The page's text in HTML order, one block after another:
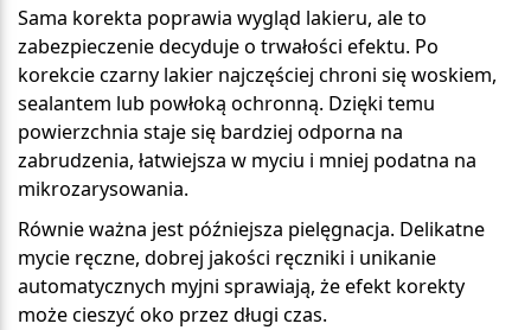
Sama korekta poprawia wygląd lakieru, ale to
zabezpieczenie decyduje o trwałości efektu. Po
korekcie czarny lakier najczęściej chroni się woskiem,
sealantem lub powłoką ochronną. Dzięki temu
powierzchnia staje się bardziej odporna na
zabrudzenia, łatwiejsza w myciu i mniej podatna na
mikrozarysowania.
Równie ważna jest późniejsza pielęgnacja. Delikatne
mycie ręczne, dobrej jakości ręczniki i unikanie
automatycznych myjni sprawiają, że efekt korekty
może cieszyć oko przez długi czas.